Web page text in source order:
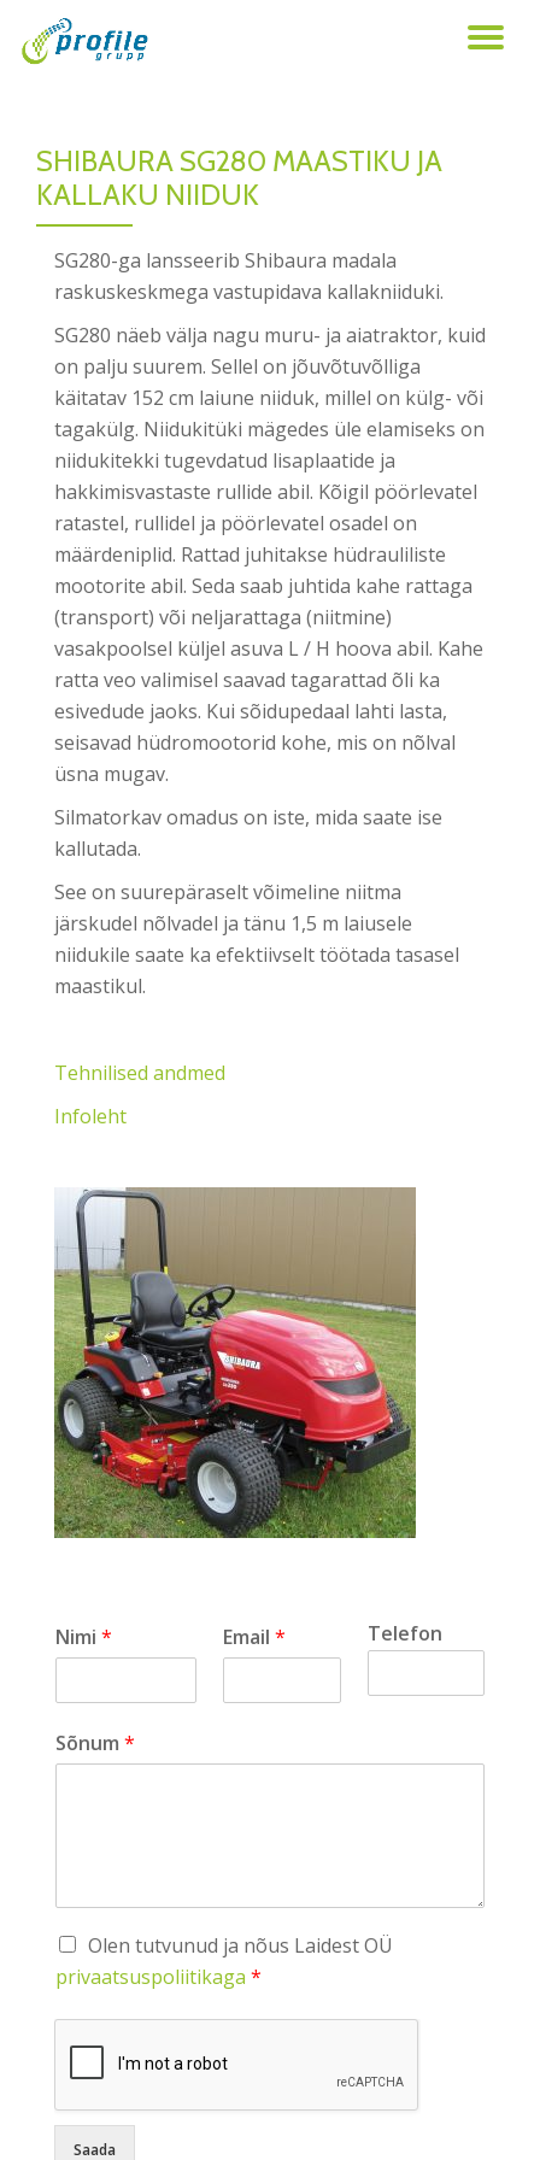
Skip
SHIBAURA SG280 MAASTIKU JA
KALLAKU NIIDUK
SG280-ga lansseerib Shibaura madala
raskuskeskmega vastupidava kallakniiduki.
SG280 näeb välja nagu muru- ja aiatraktor, kuid
on palju suurem. Sellel on jõuvõtuvõlliga
käitatav 152 cm laiune niiduk, millel on külg- või
tagakülg. Niidukitüki mägedes üle elamiseks on
niidukitekki tugevdatud lisaplaatide ja
hakkimisvastaste rullide abil. Kõigil pöörlevatel
ratastel, rullidel ja pöörlevatel osadel on
määrdeniplid. Rattad juhitakse hüdrauliliste
mootorite abil. Seda saab juhtida kahe rattaga
(transport) või neljarattaga (niitmine)
vasakpoolsel küljel asuva L / H hoova abil. Kahe
ratta veo valimisel saavad tagarattad õli ka
esivedude jaoks. Kui sõidupedaal lahti lasta,
seisavad hüdromootorid kohe, mis on nõlval
üsna mugav.
Silmatorkav omadus on iste, mida saate ise
kallutada.
See on suurepäraselt võimeline niitma
järskudel nõlvadel ja tänu 1,5 m laiusele
niidukile saate ka efektiivselt töötada tasasel
maastikul.
Tehnilised andmed
Infoleht
Nimi * Email* Telefon
Sõnum *
Olen tutvunud ja nõus Laidest OÜ
privaatsuspoliitikaga *
Saada